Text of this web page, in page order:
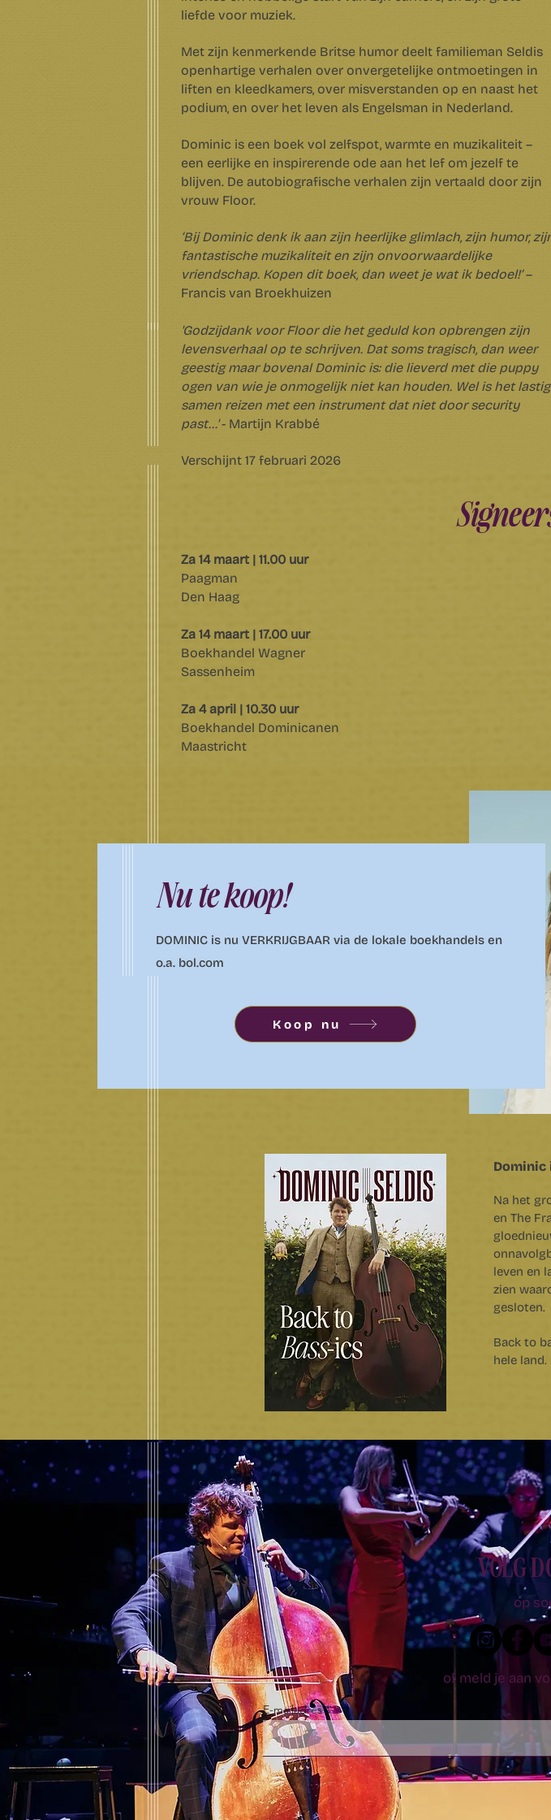
liefde voor muziek.
Met zijn kenmerkende Britse humor deelt familieman Seldis
openhartige verhalen over onvergetelijke ontmoetingen in
liften en kleedkamers, over misverstanden op en naast het
podium, en over het leven als Engelsman in Nederland.
Dominic is een boek vol zelfspot, warmte en muzikaliteit –
een eerlijke en inspirerende ode aan het lef om jezelf te
blijven. De autobiografische verhalen zijn vertaald door zijn
vrouw Floor.
‘Bij Dominic denk ik aan zijn heerlijke glimlach, zijn humor,
fantastische muzikaliteit en zijn onvoorwaardelijke
vriendschap. Kopen dit boek, dan weet je wat ik bedoel!’–
Francis van Broekhuizen
'Godzijdank voor Floor die het geduld kon opbrengen zijn
levensverhaal op te schrijven. Dat soms tragisch, dan weer
geestig maar bovenal Dominic is: die lieverd met die puppy
ogen van wie je onmogelijk niet kan houden. Wel is het lastig
samen reizen met een instrument dat niet door security
past...'- Martijn Krabbé
Verschijnt 17 februari 2026
Za 14 maart | 11.00 uur
Paagman
Den Haag
Za 14 maart | 17.00 uur
Boekhandel Wagner
Sassenheim
Za 4 april | 10.30 uur
Boekhandel Dominicanen
Maastricht
Nu te koop!
DOMINIC is nu VERKRIJGBAAR via de lokale boekhandels en
o.a. bol.com
Koop nu
Dominic
Na het
en The
leven en
zien
gesloten.
Back to
hele land.
VOLG
op
of meld je aan
E-mailadres